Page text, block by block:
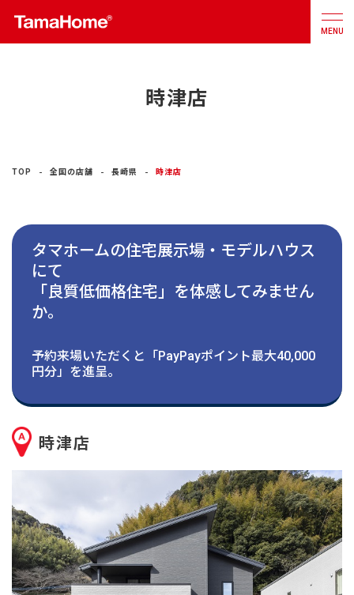
カタログ
リフォーム
不動産事業
建築実例
生活サービス・その他
企業・ IR情報
MENU
時津店
TOP 全国の店舗 長崎県 時津店
タマホームの住宅展示場・モデルハウス
にて
「良質低価格住宅」を体感してみません
か。
予約来場いただくと「PayPayポイント最大40,000
円分」を進呈。
時津店